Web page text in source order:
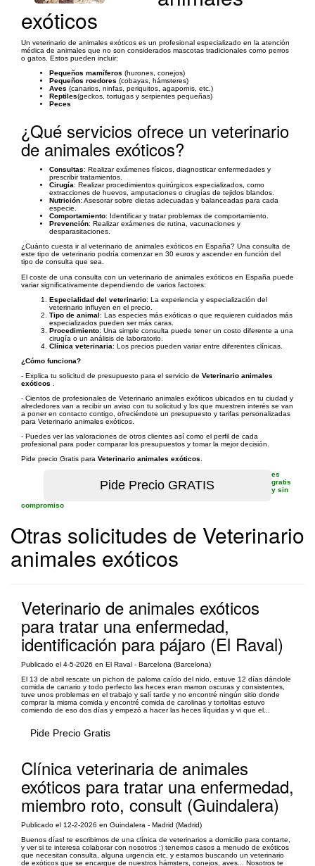
exóticos
Un veterinario de animales exóticos es un profesional especializado en la atención
médica de animales que no son considerados mascotas tradicionales como perros
o gatos. Estos pueden incluir:
Pequeños mamíferos (hurones, conejos)
Pequeños roedores (cobayas, hámsteres)
Aves (canarios, ninfas, periquitos, agapornis, etc.)
Reptiles(geckos, tortugas y serpientes pequeñas)
Peces
¿Qué servicios ofrece un veterinario
de animales exóticos?
Consultas: Realizar exámenes físicos, diagnosticar enfermedades y
prescribir tratamientos.
Cirugía: Realizar procedimientos quirúrgicos especializados, como
extracciones de huevos, amputaciones o cirugías de tejidos blandos.
Nutrición: Asesorar sobre dietas adecuadas y balanceadas para cada
especie.
Comportamiento: Identificar y tratar problemas de comportamiento.
Prevención: Realizar exámenes de rutina, vacunaciones y
desparasitaciones.
¿Cuánto cuesta ir al veterinario de animales exóticos en España? Una consulta de
este tipo de veterinario podría comenzar en 30 euros y ascender en función del
tipo de consulta que sea.
El coste de una consulta con un veterinario de animales exóticos en España puede
variar significativamente dependiendo de varios factores:
Especialidad del veterinario: La experiencia y especialización del
veterinario influyen en el precio.
Tipo de animal: Las especies más exóticas o que requieren cuidados más
especializados pueden ser más caras.
Procedimiento: Una simple consulta puede tener un costo diferente a una
cirugía o un análisis de laboratorio.
Clínica veterinaria: Los precios pueden variar entre diferentes clínicas.
¿Cómo funciona?
- Explica tu solicitud de presupuesto para el servicio de Veterinario animales
exóticos
- Cientos de profesionales de Veterinario animales exóticos ubicados en tu ciudad y
alrededores van a recibir un aviso con tu solicitud y los que muestren interés se van
a poner en contacto contigo, ofreciéndote un presupuesto y tarifas personalizadas
para Veterinario animales exóticos.
- Puedes ver las valoraciones de otros clientes así como el perfil de cada
profesional para poder comparar los presupuestos y tomar la mejor decisión.
Pide precio Gratis para Veterinario animales exóticos
es
gratis
y sin
compromiso
Otras solicitudes de Veterinario
animales exóticos
Veterinario de animales exóticos
para tratar una enfermedad,
identificación para pájaro (El Raval)
Publicado el 4-5-2026 en El Raval - Barcelona (Barcelona)
El 13 de abril rescate un pichon de paloma caído del nido, estuve 12 días dándole
comida de canario y todo perfecto las heces eran marron oscuras y consistentes,
tuve unos problemas en el trabajo y salí tarde y no encontré ningún sitio donde
comprar la misma comida y encontré comida de carolinas y tortolitas estuvo
comiendo de eso dos días y empezó a hacer las heces líquidas y vi que el...
Pide Precio Gratis
Clínica veterinaria de animales
exóticos para tratar una enfermedad,
miembro roto, consult (Guindalera)
Publicado el 12-2-2026 en Guindalera - Madrid (Madrid)
Buenos días! te escribimos de una clínica de veterinarios a domicilio para contarte,
y ver si te interesa colaborar con nosotros :) tenemos casos a menudo de exóticos
que necesitan consulta, alguna urgencia etc, y estamos buscando un veterinario
de exóticos que se encargue de nuestros hámsters, conejos, aves... Nosotros te